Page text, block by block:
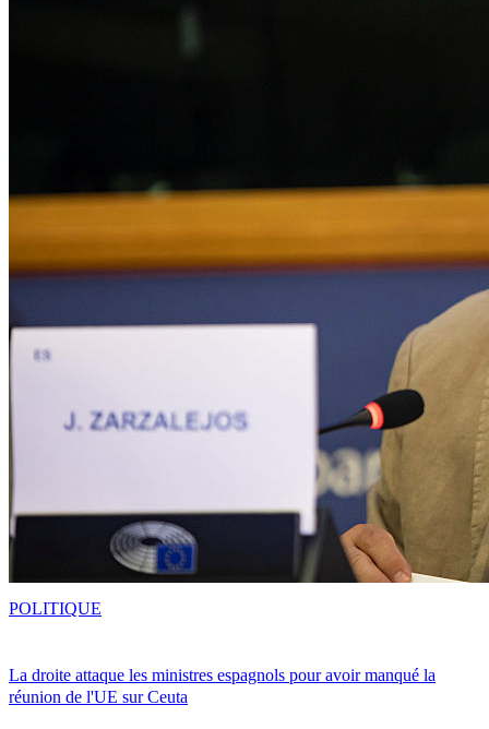
La droite attaque les ministres espagnols pour avoir manqué la
réunion de l'UE sur Ceuta
POLITIQUE